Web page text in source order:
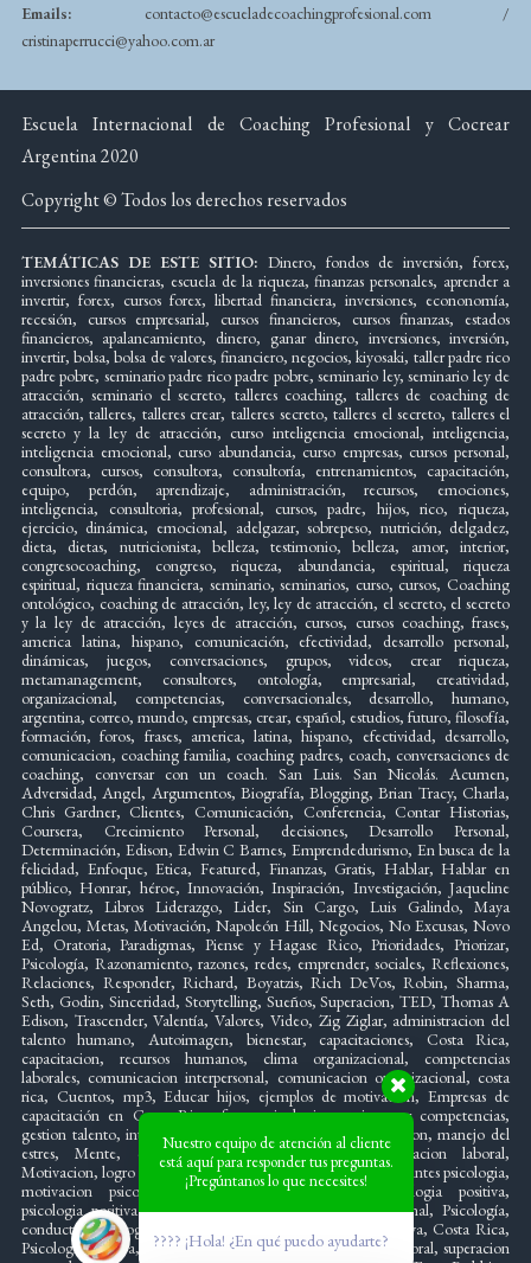
Emails: contacto@escueladecoachingprofesional.com /
cristinaperrucci@yahoo.com.ar
Escuela Internacional de Coaching Profesional y Cocrear
Argentina 2020
Copyright © Todos los derechos reservados
TEMÁTICAS DE ESTE SITIO: Dinero, fondos de inversión, forex,
inversiones financieras, escuela de la riqueza, finanzas personales, aprender a
invertir, forex, cursos forex, libertad financiera, inversiones, econonomía,
recesión, cursos empresarial, cursos financieros, cursos finanzas, estados
financieros, apalancamiento, dinero, ganar dinero, inversiones, inversión,
invertir, bolsa, bolsa de valores, financiero, negocios, kiyosaki, taller padre rico
padre pobre, seminario padre rico padre pobre, seminario ley, seminario ley de
atracción, seminario el secreto, talleres coaching, talleres de coaching de
atracción, talleres, talleres crear, talleres secreto, talleres el secreto, talleres el
secreto y la ley de atracción, curso inteligencia emocional, inteligencia,
inteligencia emocional, curso abundancia, curso empresas, cursos personal,
consultora, cursos, consultora, consultoría, entrenamientos, capacitación,
equipo, perdón, aprendizaje, administración, recursos, emociones,
inteligencia, consultoria, profesional, cursos, padre, hijos, rico, riqueza,
ejercicio, dinámica, emocional, adelgazar, sobrepeso, nutrición, delgadez,
dieta, dietas, nutricionista, belleza, testimonio, belleza, amor, interior,
congresocoaching, congreso, riqueza, abundancia, espiritual, riqueza
espiritual, riqueza financiera, seminario, seminarios, curso, cursos, Coaching
ontológico, coaching de atracción, ley, ley de atracción, el secreto, el secreto
y la ley de atracción, leyes de atracción, cursos, cursos coaching, frases,
america latina, hispano, comunicación, efectividad, desarrollo personal,
dinámicas, juegos, conversaciones, grupos, videos, crear riqueza,
metamanagement, consultores, ontología, empresarial, creatividad,
organizacional, competencias, conversacionales, desarrollo, humano,
argentina, correo, mundo, empresas, crear, español, estudios, futuro, filosofía,
formación, foros, frases, america, latina, hispano, efectividad, desarrollo,
comunicacion, coaching familia, coaching padres, coach, conversaciones de
coaching, conversar con un coach. San Luis. San Nicolás. Acumen,
Adversidad, Angel, Argumentos, Biografía, Blogging, Brian Tracy, Charla,
Chris Gardner, Clientes, Comunicación, Conferencia, Contar Historias,
Coursera, Crecimiento Personal, decisiones, Desarrollo Personal,
Determinación, Edison, Edwin C Barnes, Emprendedurismo, En busca de la
felicidad, Enfoque, Etica, Featured, Finanzas, Gratis, Hablar, Hablar en
público, Honrar, héroe, Innovación, Inspiración, Investigación, Jaqueline
Novogratz, Libros Liderazgo, Lider, Sin Cargo, Luis Galindo, Maya
Angelou, Metas, Motivación, Napoleón Hill, Negocios, No Excusas, Novo
Ed, Oratoria, Paradigmas, Piense y Hagase Rico, Prioridades, Priorizar,
Psicología, Razonamiento, razones, redes, emprender, sociales, Reflexiones,
Relaciones, Responder, Richard, Boyatzis, Rich DeVos, Robin, Sharma,
Seth, Godin, Sinceridad, Storytelling, Sueños, Superacion, TED, Thomas A
Edison, Trascender, Valentía, Valores, Video, Zig Ziglar, administracion del
talento humano, Autoimagen, bienestar, capacitaciones, Costa Rica,
capacitacion, recursos humanos, clima organizacional, competencias
laborales, comunicacion interpersonal, comunicacion organizacional, costa
rica, Cuentos, mp3, Educar hijos, ejemplos de motivacion, Empresas de
capacitación en Costa Rica, foro, psicologia, gestion por competencias,
gestion talento, inteligencia emocional, liderazgo y motivacion, manejo del
estres, Mente, creativa, motivacion intrinseca, Motivacion laboral,
Motivacion, logro motivación, organizacional, Psicologia, apuntes psicologia,
motivacion psicologia, organizacional psicologia, psicologia positiva,
psicologia positiva aplicada, psicologia positiva organizacional, Psicología,
conducta, psicología del potencial humano, psicología positiva, Costa Rica,
Psicología positiva, organizacional, resilencia, satisfaccion laboral, superacion
Nuestro equipo de atención al cliente
está aquí para responder tus preguntas.
¡Pregúntanos lo que necesites!
???? ¡Hola! ¿En qué puedo ayudarte?